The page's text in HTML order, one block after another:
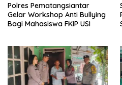
Polres Pematangsiantar
Gelar Workshop Anti Bullying
Bagi Mahasiswa FKIP USI